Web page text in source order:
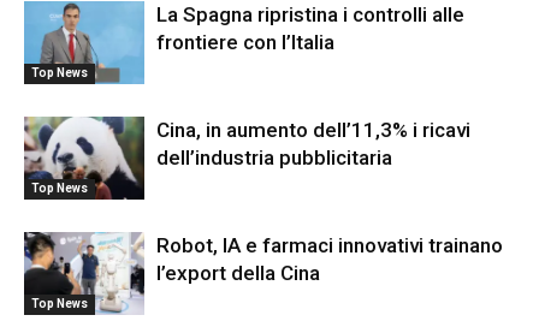
Top News
La Spagna ripristina i controlli alle
frontiere con l’Italia
Top News
Cina, in aumento dell’11,3% i ricavi
dell’industria pubblicitaria
Top News
Robot, IA e farmaci innovativi trainano
l’export della Cina